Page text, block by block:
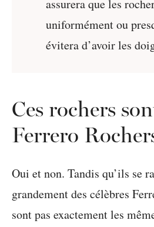
assurera que les
uniformément ou
évitera d’avoir les
Ces rochers
Ferrero
Oui et non. Tandis qu’ils se
grandement des célèbres
sont pas exactement les